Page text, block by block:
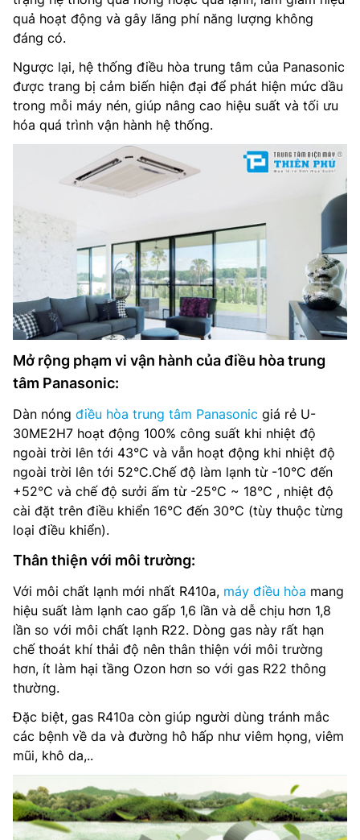
quả hoạt động và gây lãng phí năng lượng không
đáng có.
Ngược lại, hệ thống điều hòa trung tâm của Panasonic
được trang bị cảm biến hiện đại để phát hiện mức dầu
trong mỗi máy nén, giúp nâng cao hiệu suất và tối ưu
hóa quá trình vận hành hệ thống.
Mở rộng phạm vi vận hành của điều hòa trung
tâm Panasonic:
Dàn nóng điều hòa trung tâm Panasonic giá rẻ U-
30ME2H7 hoạt động 100% công suất khi nhiệt độ
ngoài trời lên tới 43°C và vẫn hoạt động khi nhiệt độ
ngoài trời lên tới 52°C.Chế độ làm lạnh từ -10°C đến
+52°C và chế độ sưởi ấm từ -25°C ~ 18°C , nhiệt độ
cài đặt trên điều khiển 16°C đến 30°C (tùy thuộc từng
loại điều khiển).
Thân thiện với môi trường:
Với môi chất lạnh mới nhất R410a, máy điều hòa mang
hiệu suất làm lạnh cao gấp 1,6 lần và dễ chịu hơn 1,8
lần so với môi chất lạnh R22. Dòng gas này rất hạn
chế thoát khí thải độ nên thân thiện với môi trường
hơn, ít làm hại tầng Ozon hơn so với gas R22 thông
thường.
Đặc biệt, gas R410a còn giúp người dùng tránh mắc
các bệnh về da và đường hô hấp như viêm họng, viêm
mũi, khô da,..